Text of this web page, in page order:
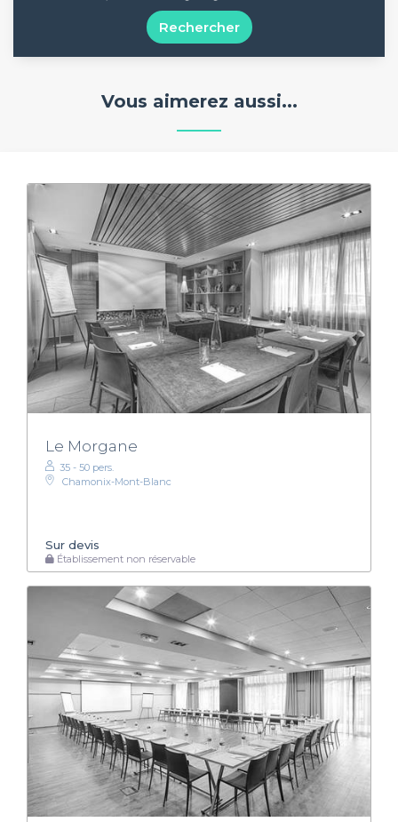
Rechercher
Vous aimerez aussi...
Le Morgane
35 - 50 pers.
Chamonix-Mont-Blanc
Sur devis
Établissement non réservable